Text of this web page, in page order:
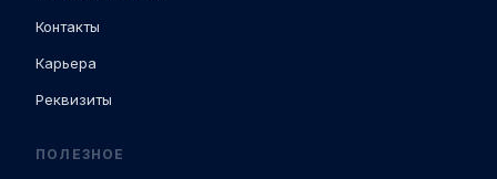
Контакты
Карьера
Реквизиты
ПОЛЕЗНОЕ